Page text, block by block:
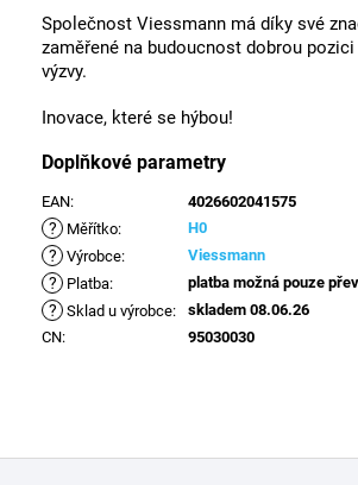
Společnost Viessmann má díky své
zaměřené na budoucnost dobrou
výzvy.
Inovace, které se hýbou!
Doplňkové parametry
EAN: 4026602041575
? Měřítko: H0
? Výrobce: Viessmann
? Platba: platba možná pouze
? Sklad u výrobce:
skladem 08.06.26
CN: 95030030